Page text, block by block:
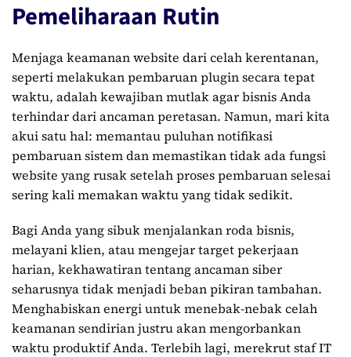
Pemeliharaan Rutin
Menjaga keamanan website dari celah kerentanan,
seperti melakukan pembaruan plugin secara tepat
waktu, adalah kewajiban mutlak agar bisnis Anda
terhindar dari ancaman peretasan. Namun, mari kita
akui satu hal: memantau puluhan notifikasi
pembaruan sistem dan memastikan tidak ada fungsi
website yang rusak setelah proses pembaruan selesai
sering kali memakan waktu yang tidak sedikit.
Bagi Anda yang sibuk menjalankan roda bisnis,
melayani klien, atau mengejar target pekerjaan
harian, kekhawatiran tentang ancaman siber
seharusnya tidak menjadi beban pikiran tambahan.
Menghabiskan energi untuk menebak-nebak celah
keamanan sendirian justru akan mengorbankan
waktu produktif Anda. Terlebih lagi, merekrut staf IT